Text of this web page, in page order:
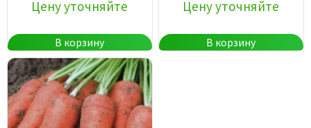
Цену уточняйте
В корзину
Цену уточняйте
В корзину